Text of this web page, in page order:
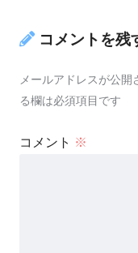
コメントを残
メールアドレスが公開
る欄は必須項目です
コメント ※